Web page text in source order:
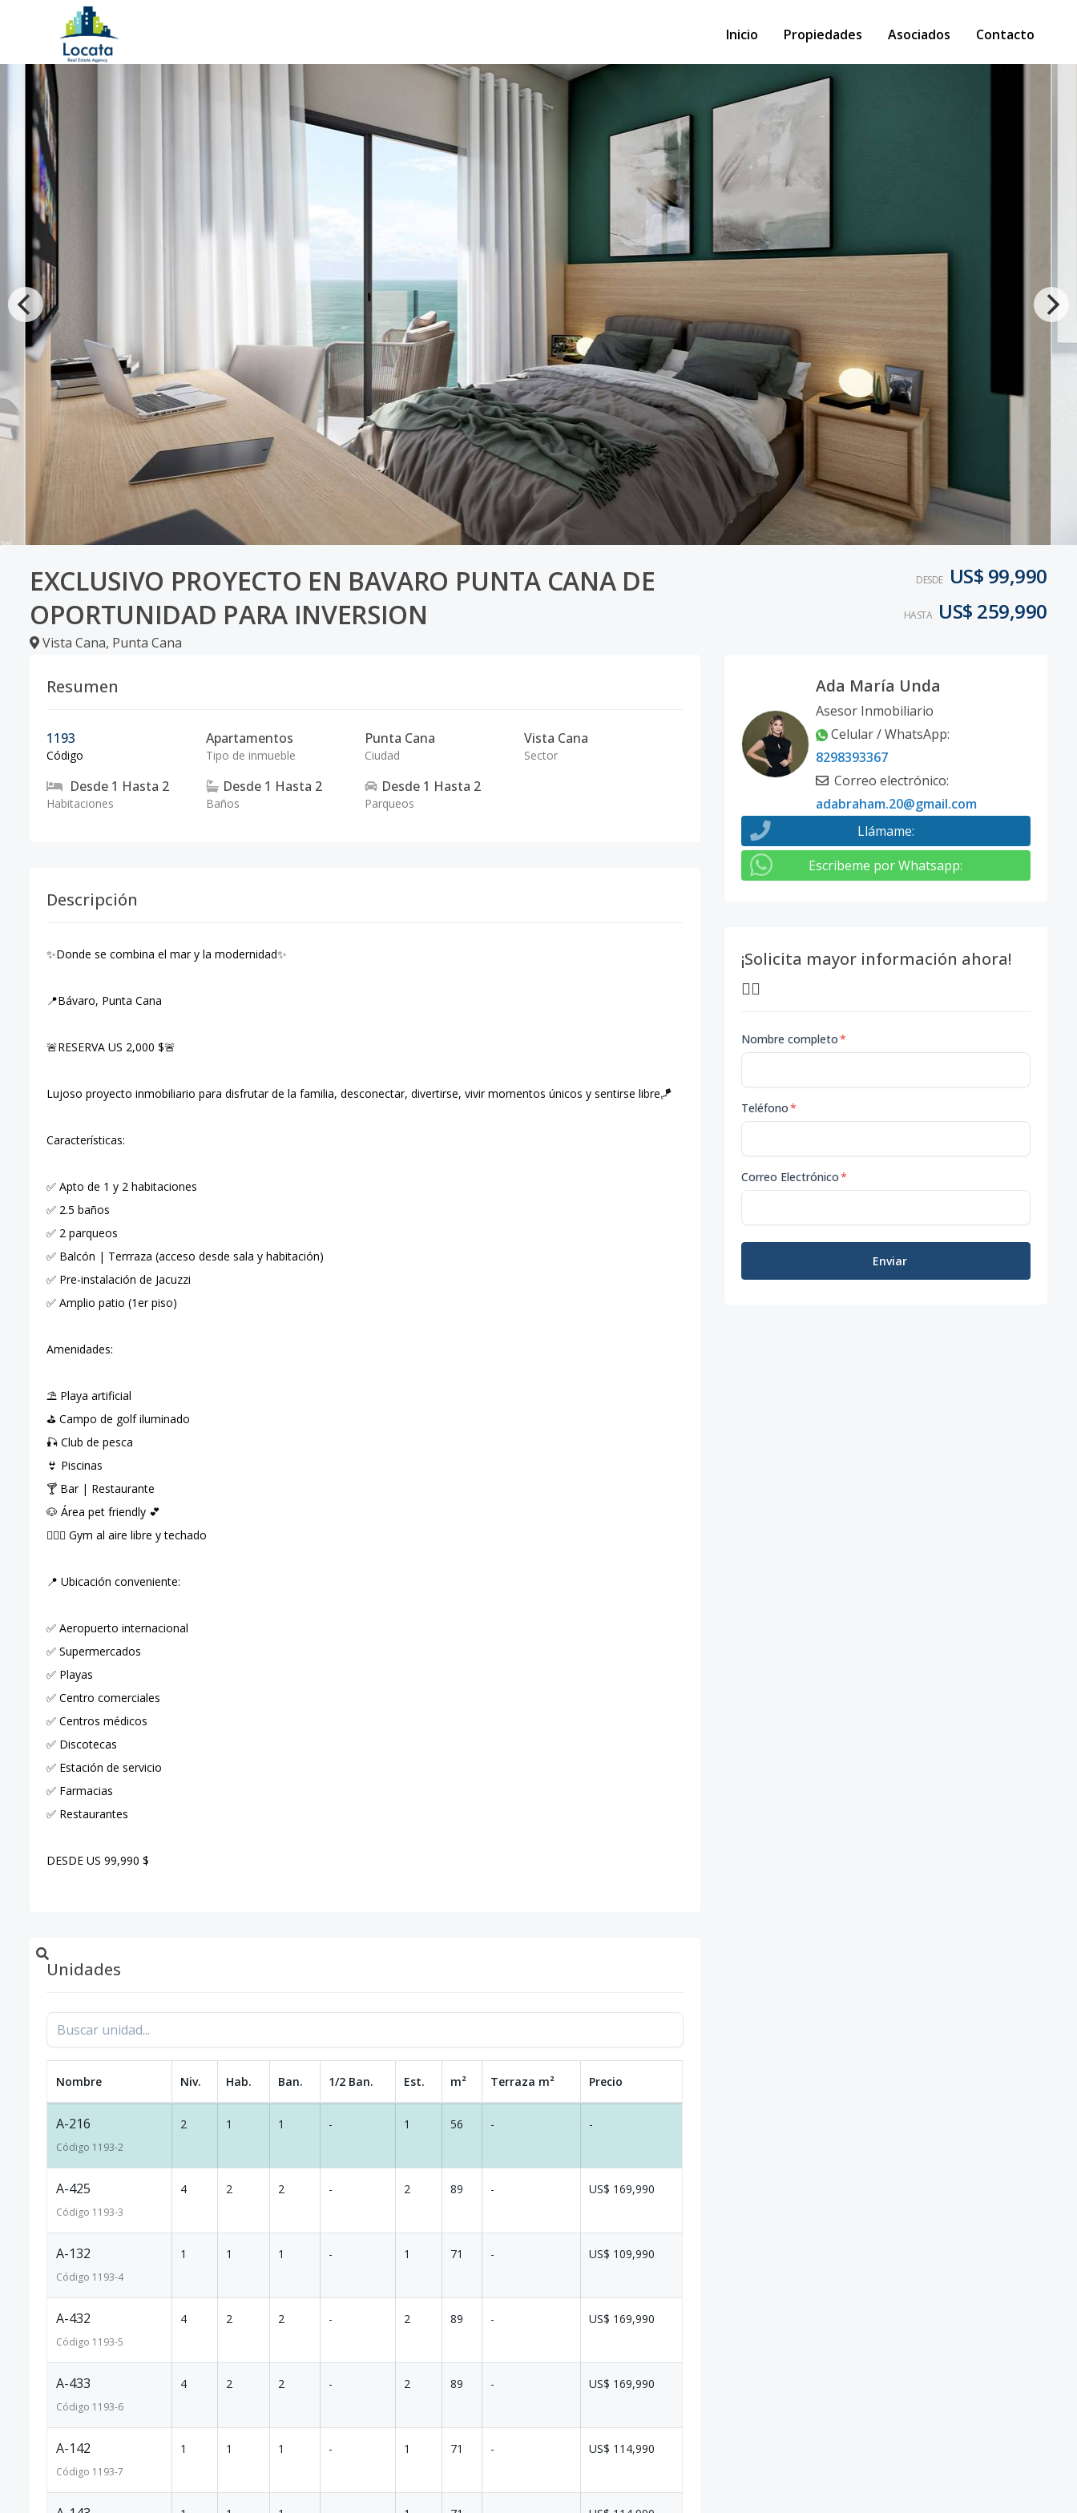
Inicio Propiedades Asociados Contacto
EXCLUSIVO PROYECTO EN BAVARO PUNTA CANA DE
OPORTUNIDAD PARA INVERSION
Vista Cana, Punta Cana
DESDE US$ 99,990
HASTA US$ 259,990
Resumen
1193
Código
Apartamentos
Tipo de inmueble
Punta Cana
Ciudad
Vista Cana
Sector
Desde 1 Hasta 2
Habitaciones
Desde 1 Hasta 2
Baños
Desde 1 Hasta 2
Parqueos
Descripción
✨Donde se combina el mar y la modernidad✨
📍Bávaro, Punta Cana
🚨RESERVA US 2,000 $🚨
Lujoso proyecto inmobiliario para disfrutar de la familia, desconectar, divertirse, vivir momentos únicos y sentirse libre🪁
Características:
✅ Apto de 1 y 2 habitaciones
✅ 2.5 baños
✅ 2 parqueos
✅ Balcón | Terrraza (acceso desde sala y habitación)
✅ Pre-instalación de Jacuzzi
✅ Amplio patio (1er piso)
Amenidades:
⛱️ Playa artificial
⛳ Campo de golf iluminado
🎣 Club de pesca
👙 Piscinas
🍸 Bar | Restaurante
🐶 Área pet friendly 💕
🏋🏼‍♀️ Gym al aire libre y techado
📍 Ubicación conveniente:
✅ Aeropuerto internacional
✅ Supermercados
✅ Playas
✅ Centro comerciales
✅ Centros médicos
✅ Discotecas
✅ Estación de servicio
✅ Farmacias
✅ Restaurantes
DESDE US 99,990 $
Unidades
Nombre Niv. Hab. Ban. 1/2 Ban. Est. m² Terraza m² Precio
A-216
Código 1193-2
2 1 1 - 1 56 - -
A-425
Código 1193-3
4 2 2 - 2 89 - US$ 169,990
A-132
Código 1193-4
1 1 1 - 1 71 - US$ 109,990
A-432
Código 1193-5
4 2 2 - 2 89 - US$ 169,990
A-433
Código 1193-6
4 2 2 - 2 89 - US$ 169,990
A-142
Código 1193-7
1 1 1 - 1 71 - US$ 114,990
Ada María Unda
Asesor Inmobiliario
Celular / WhatsApp:
8298393367
Correo electrónico:
adabraham.20@gmail.com
Llámame:
Escribeme por Whatsapp:
¡Solicita mayor información ahora!
👇🏽
Nombre completo*
Teléfono*
Correo Electrónico*
Enviar